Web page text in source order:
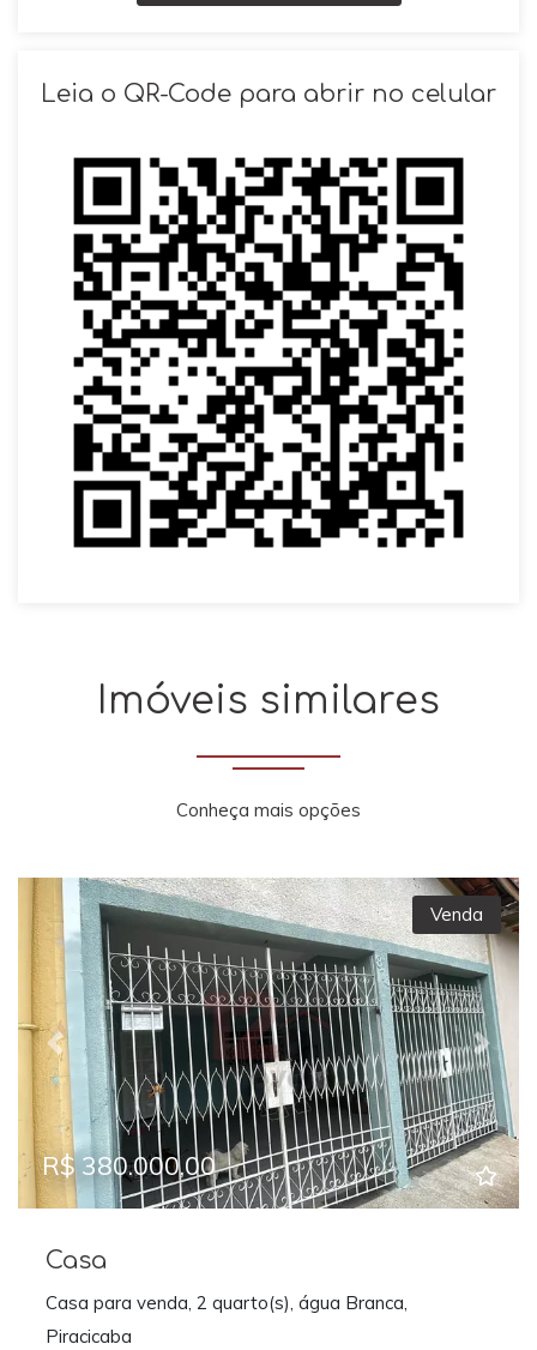
Leia o QR-Code para abrir no celular
Imóveis similares
Conheça mais opções
Previous Next
Venda
R$ 380.000,00
Casa
Casa para venda, 2 quarto(s), água Branca,
Piracicaba